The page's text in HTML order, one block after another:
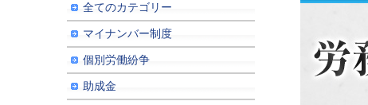
全てのカテゴリー
マイナンバー制度
個別労働紛争
助成金